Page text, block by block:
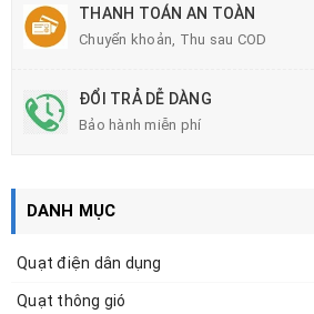
THANH TOÁN AN TOÀN
Chuyển khoản, Thu sau COD
ĐỔI TRẢ DỄ DÀNG
Bảo hành miễn phí
DANH MỤC
Quạt điện dân dụng
Quạt thông gió